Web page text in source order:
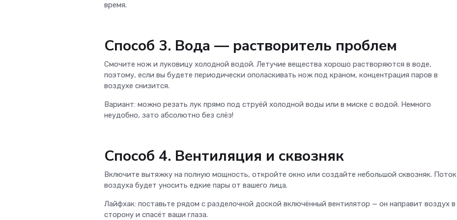
время.
Способ 3. Вода — растворитель проблем
Смочите нож и луковицу холодной водой. Летучие вещества хорошо растворяются в воде,
поэтому, если вы будете периодически ополаскивать нож под краном, концентрация паров в
воздухе снизится.
Вариант: можно резать лук прямо под струёй холодной воды или в миске с водой. Немного
неудобно, зато абсолютно без слёз!
Способ 4. Вентиляция и сквозняк
Включите вытяжку на полную мощность, откройте окно или создайте небольшой сквозняк. Поток
воздуха будет уносить едкие пары от вашего лица.
Лайфхак: поставьте рядом с разделочной доской включённый вентилятор — он направит воздух в
сторону и спасёт ваши глаза.